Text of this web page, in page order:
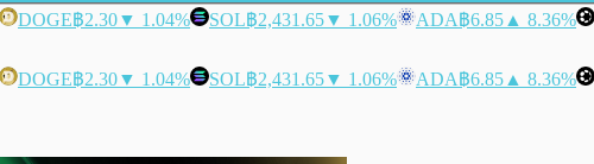
DOGE฿2.30▼ 1.04% SOL฿2,431.65▼ 1.06% ADA฿6.85 ▲ 8.36%
DOGE฿2.30▼ 1.04% SOL฿2,431.65▼ 1.06% ADA฿6.85 ▲ 8.36%